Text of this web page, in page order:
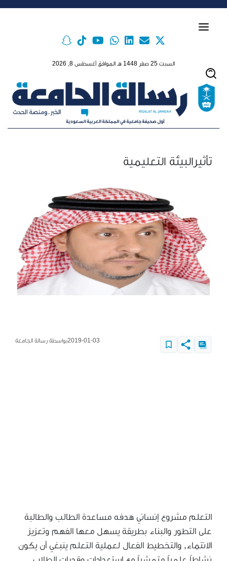
السبت 25 صفر 1448 هـ الموافق أغسطس 8, 2026
تأثيرالبيئة التعليمية
2019-01-03بواسطة رسالة الجامعة
التعلم مشروع إنساني هدفه مساعدة الطالب والطالبة
على التطور والبناء بطريقة يسهل معها الفهم وتعزيز
الانتماء, والتخطيط الفعال لعملية التعلم ينبغي أن يكون